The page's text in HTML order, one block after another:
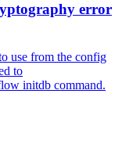
error
use from the config
to
initdb command.